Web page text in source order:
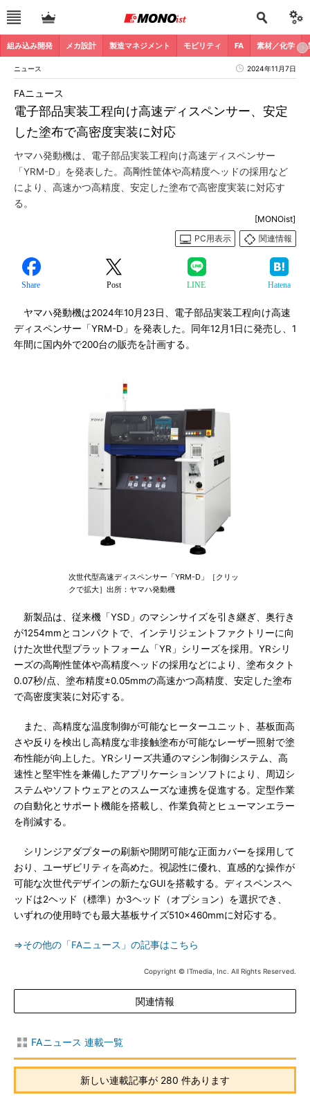
組み込み開発 メカ設計 製造マネジメント モビリティ FA 素材／化学
ニュース 2024年11月7日
電子部品実装工程向け高速ディスペンサー、安定
した塗布で高密度実装に対応
FAニュース
ヤマハ発動機は、電子部品実装工程向け高速ディスペンサー
「YRM-D」を発表した。高剛性筐体や高精度ヘッドの採用など
により、高速かつ高精度、安定した塗布で高密度実装に対応す
る。
[MONOist]
PC用表示
関連情報
Share Post LINE Hatena
ヤマハ発動機は2024年10月23日、電子部品実装工程向け高速
ディスペンサー「YRM-D」を発表した。同年12月1日に発売し、1
年間に国内外で200台の販売を計画する。
次世代型高速ディスペンサー「YRM-D」［クリッ
クで拡大］出所：ヤマハ発動機
新製品は、従来機「YSD」のマシンサイズを引き継ぎ、奥行き
が1254mmとコンパクトで、インテリジェントファクトリーに向
けた次世代型プラットフォーム「YR」シリーズを採用。YRシリ
ーズの高剛性筐体や高精度ヘッドの採用などにより、塗布タクト
0.07秒/点、塗布精度±0.05mmの高速かつ高精度、安定した塗布
で高密度実装に対応する。
また、高精度な温度制御が可能なヒーターユニット、基板面高
さや反りを検出し高精度な非接触塗布が可能なレーザー照射で塗
布性能が向上した。YRシリーズ共通のマシン制御システム、高
速性と堅牢性を兼備したアプリケーションソフトにより、周辺シ
ステムやソフトウェアとのスムーズな連携を促進する。定型作業
の自動化とサポート機能を搭載し、作業負荷とヒューマンエラー
を削減する。
シリンジアダプターの刷新や開閉可能な正面カバーを採用して
おり、ユーザビリティを高めた。視認性に優れ、直感的な操作が
可能な次世代デザインの新たなGUIを搭載する。ディスペンスヘ
ッドは2ヘッド（標準）か3ヘッド（オプション）を選択でき、
いずれの使用時でも最大基板サイズ510×460mmに対応する。
⇒その他の「FAニュース」の記事はこちら
Copyright © ITmedia, Inc. All Rights Reserved.
関連情報
FAニュース 連載一覧
新しい連載記事が 280 件あります